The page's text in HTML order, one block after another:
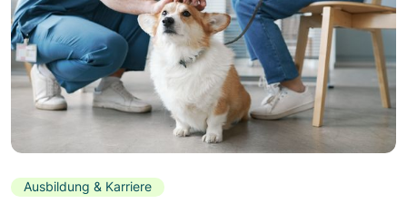
Ausbildung & Karriere